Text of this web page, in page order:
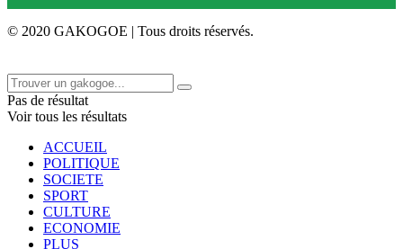
© 2020 GAKOGOE | Tous droits réservés.
Pas de résultat
Voir tous les résultats
ACCUEIL
POLITIQUE
SOCIETE
SPORT
CULTURE
ECONOMIE
PLUS